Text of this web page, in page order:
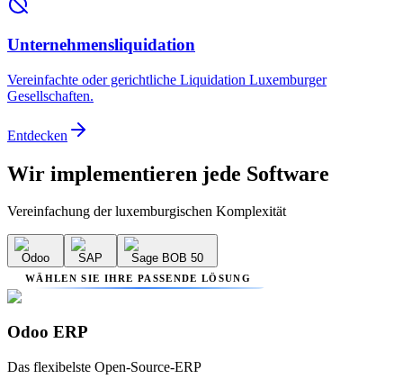
Unternehmensliquidation
Vereinfachte oder gerichtliche Liquidation Luxemburger
Gesellschaften.
Entdecken
Wir implementieren jede Software
Vereinfachung der luxemburgischen Komplexität
Odoo SAP Sage BOB 50
WÄHLEN SIE IHRE PASSENDE LÖSUNG
Odoo ERP
Das flexibelste Open-Source-ERP